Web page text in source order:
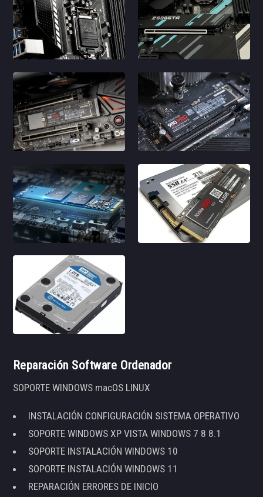
Reparación Software Ordenador
SOPORTE WINDOWS macOS LINUX
INSTALACIÓN CONFIGURACIÓN SISTEMA OPERATIVO
SOPORTE WINDOWS XP VISTA WINDOWS 7 8 8.1
SOPORTE INSTALACIÓN WINDOWS 10
SOPORTE INSTALACIÓN WINDOWS 11
REPARACIÓN ERRORES DE INICIO